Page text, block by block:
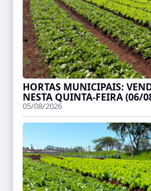
HORTAS MUNICIPAIS:
NESTA QUINTA-FEIRA (06/
05/08/2026